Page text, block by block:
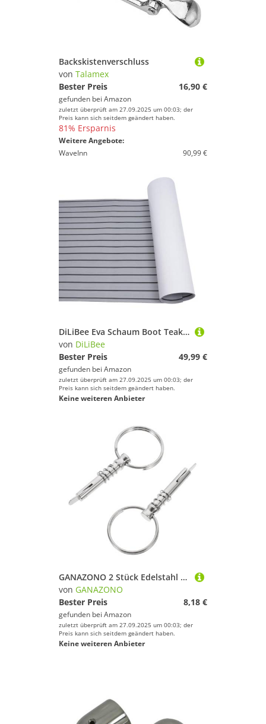
Backskistenverschluss
von Talamex
Bester Preis
16,90 €
gefunden bei Amazon
zuletzt überprüft am 27.09.2025 um 00:03; der
Preis kann sich seitdem geändert haben.
81% Ersparnis
Weitere Angebote:
WaveInn
90,99 €
DiLiBee Eva Schaum Boot Teak Deckbeschläge Selbstklebend Bodenbelag Deck Teppich Matte für Boote Yacht (Grau-Schwarz) 240 * 90 cm
von DiLiBee
Bester Preis
49,99 €
gefunden bei Amazon
zuletzt überprüft am 27.09.2025 um 00:03; der
Preis kann sich seitdem geändert haben.
Keine weiteren Anbieter
GANAZONO 2 Stück Edelstahl Yacht Pin Federbelastete Schnellverschluss Bootssicherung Korrosionsbeständig Tragbar Passend für Bimini top und Deckbeschläge Praktisches Zubehör für Yacht und
von GANAZONO
Bester Preis
8,18 €
gefunden bei Amazon
zuletzt überprüft am 27.09.2025 um 00:03; der
Preis kann sich seitdem geändert haben.
Keine weiteren Anbieter